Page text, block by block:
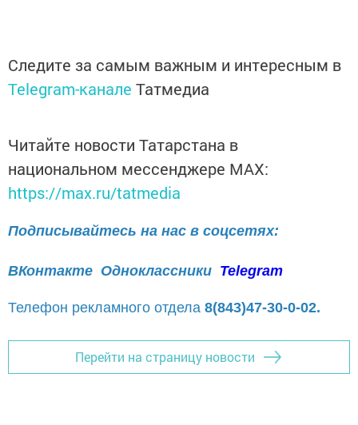
Следите за самым важным и интересным в
Telegram-канале Татмедиа
Читайте новости Татарстана в
национальном мессенджере MАХ:
https://max.ru/tatmedia
Подписывайтесь на нас в соцсетях:
ВКонтакте Одноклассники Telegram
Телефон рекламного отдела 8(843)47-30-0-02.
Перейти на страницу новости